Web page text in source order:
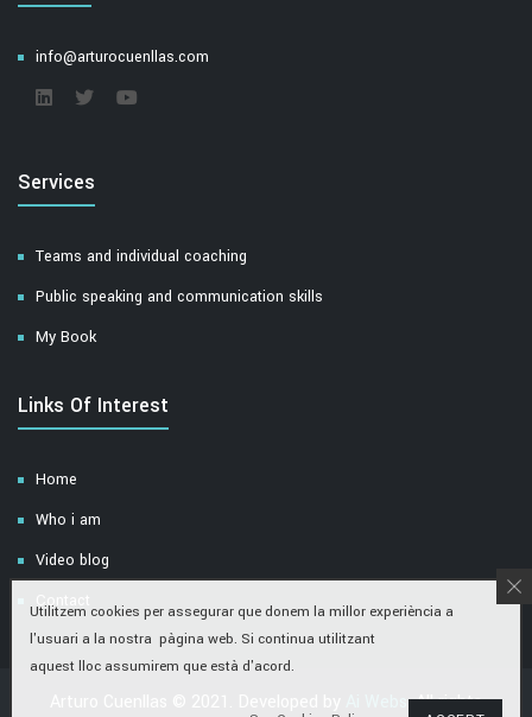
info@arturocuenllas.com
Services
Teams and individual coaching
Public speaking and communication skills
My Book
Links Of Interest
Home
Who i am
Video blog
Contact
. All rights
Utilitzem cookies per assegurar que donem la millor experiència a
l'usuari a la nostra pàgina web. Si continua utilitzant
aquest lloc assumirem que està d'acord.